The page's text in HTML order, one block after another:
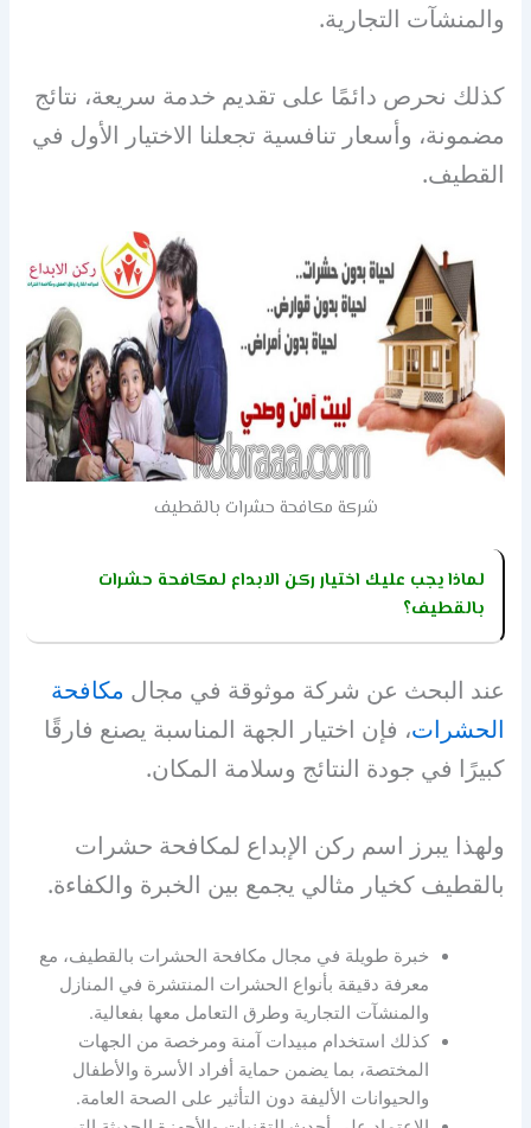
والمنشآت التجارية.
كذلك نحرص دائمًا على تقديم خدمة سريعة، نتائج
مضمونة، وأسعار تنافسية تجعلنا الاختيار الأول في
القطيف.
شركة مكافحة حشرات بالقطيف
لماذا يجب عليك اختيار ركن الابداع لمكافحة حشرات
بالقطيف؟
عند البحث عن شركة موثوقة في مجال مكافحة
الحشرات، فإن اختيار الجهة المناسبة يصنع فارقًا
كبيرًا في جودة النتائج وسلامة المكان.
ولهذا يبرز اسم ركن الإبداع لمكافحة حشرات
بالقطيف كخيار مثالي يجمع بين الخبرة والكفاءة.
خبرة طويلة في مجال مكافحة الحشرات بالقطيف، مع
معرفة دقيقة بأنواع الحشرات المنتشرة في المنازل
والمنشآت التجارية وطرق التعامل معها بفعالية.
كذلك استخدام مبيدات آمنة ومرخصة من الجهات
المختصة، بما يضمن حماية أفراد الأسرة والأطفال
والحيوانات الأليفة دون التأثير على الصحة العامة.